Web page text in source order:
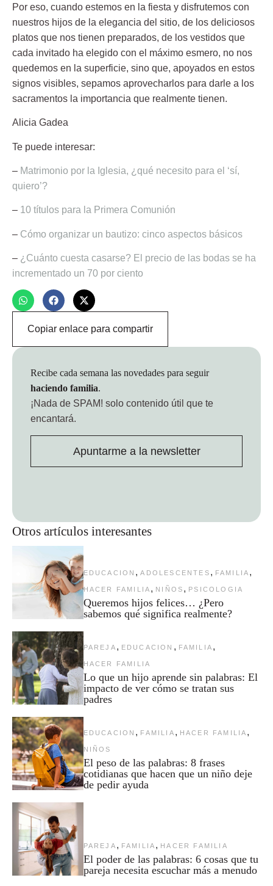
Por eso, cuando estemos en la fiesta y disfrutemos con
nuestros hijos de la elegancia del sitio, de los deliciosos
platos que nos tienen preparados, de los vestidos que
cada invitado ha elegido con el máximo esmero, no nos
quedemos en la superficie, sino que, apoyados en estos
signos visibles, sepamos aprovecharlos para darle a los
sacramentos la importancia que realmente tienen.
Alicia Gadea
Te puede interesar:
– Matrimonio por la Iglesia, ¿qué necesito para el ‘sí,
quiero’?
– 10 títulos para la Primera Comunión
– Cómo organizar un bautizo: cinco aspectos básicos
– ¿Cuánto cuesta casarse? El precio de las bodas se ha
incrementado un 70 por ciento
Copiar enlace para compartir
Otros artículos interesantes
EDUCACION , ADOLESCENTES , FAMILIA ,
HACER FAMILIA , NIÑOS , PSICOLOGIA
Queremos hijos felices… ¿Pero
sabemos qué significa realmente?
PAREJA , EDUCACION , FAMILIA ,
HACER FAMILIA
Lo que un hijo aprende sin palabras: El
impacto de ver cómo se tratan sus
padres
EDUCACION , FAMILIA , HACER FAMILIA ,
NIÑOS
El peso de las palabras: 8 frases
cotidianas que hacen que un niño deje
de pedir ayuda
PAREJA , FAMILIA , HACER FAMILIA
El poder de las palabras: 6 cosas que tu
pareja necesita escuchar más a menudo
Recibe cada semana las novedades para seguir
haciendo familia.
¡Nada de SPAM! solo contenido útil que te
encantará.
Apuntarme a la newsletter